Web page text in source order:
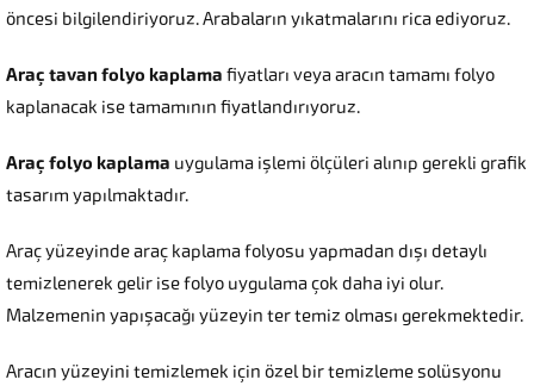
öncesi bilgilendiriyoruz. Arabaların yıkatmalarını rica ediyoruz.
Araç tavan folyo kaplama fiyatları veya aracın tamamı folyo
kaplanacak ise tamamının fiyatlandırıyoruz.
Araç folyo kaplama uygulama işlemi ölçüleri alınıp gerekli grafik
tasarım yapılmaktadır.
Araç yüzeyinde araç kaplama folyosu yapmadan dışı detaylı
temizlenerek gelir ise folyo uygulama çok daha iyi olur.
Malzemenin yapışacağı yüzeyin ter temiz olması gerekmektedir.
Aracın yüzeyini temizlemek için özel bir temizleme solüsyonu